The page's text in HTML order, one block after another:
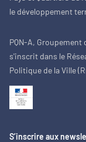
le développement
PQN-A, Groupement
s'inscrit dans le
Politique de la Ville
S’inscrire aux